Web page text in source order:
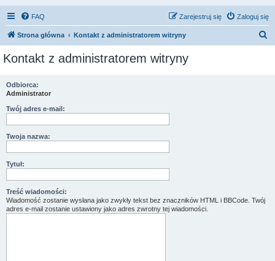
FAQ Zaloguj się
Zarejestruj się
Strona główna Kontakt z administratorem witryny
Kontakt z administratorem witryny
Odbiorca:
Administrator
Twój adres e-mail:
Twoja nazwa:
Tytuł:
Treść wiadomości:
Wiadomość zostanie wysłana jako zwykły tekst bez znaczników HTML i BBCode. Twój
adres e-mail zostanie ustawiony jako adres zwrotny tej wiadomości.